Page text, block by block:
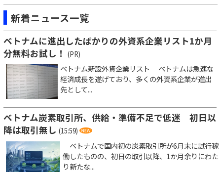
新着ニュース一覧
ベトナムに進出したばかりの外資系企業リスト1か月
分無料お試し！
(PR)
ベトナム新設外資企業リスト ベトナムは急速な
経済成長を遂げており、多くの外資系企業が進出
先として...
ベトナム炭素取引所、供給・準備不足で低迷 初日以
降は取引無し (15:59)
ベトナムで国内初の炭素取引所が6月末に試行稼
働したものの、初日の取引以降、1か月余りにわた
り新たな...